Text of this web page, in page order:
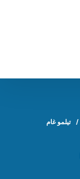
/ تيلمو غام